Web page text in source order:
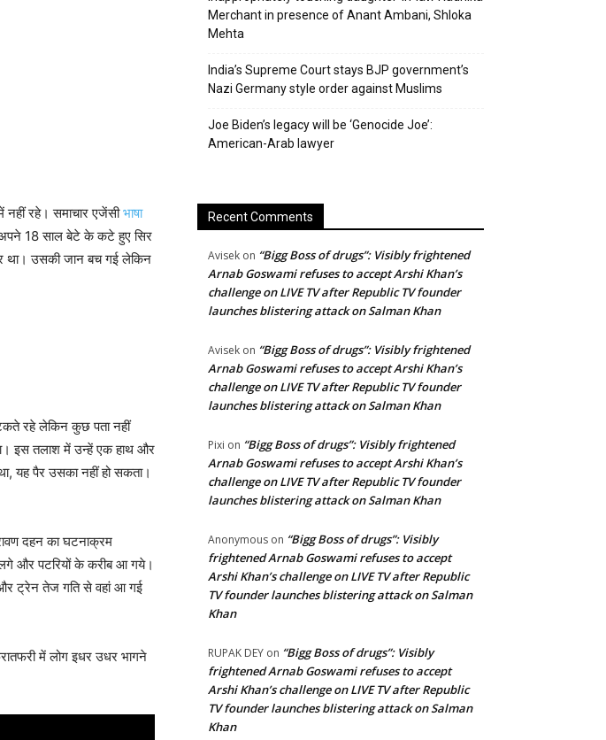
नहीं रहे। समाचार एजेंसीभाषा
अपने 18 साल बेटे के कटे हुए सिर
था। उसकी जान बच गई लेकिन
रहे लेकिन कुछ पता नहीं
इस तलाश में उन्हें एक हाथ और
यह पैर उसका नहीं हो सकता।
दहन का घटनाक्रम
लगे और पटरियों के करीब आ गये।
ट्रेन तेज गति से वहां आ गई
में लोग इधर उधर भागने
Merchant in presence of Anant Ambani, Shloka
Mehta
India’s Supreme Court stays BJP government’s
Nazi Germany style order against Muslims
Joe Biden’s legacy will be ‘Genocide Joe’:
American-Arab lawyer
Recent Comments
Avisek on “Bigg Boss of drugs”: Visibly frightened
Arnab Goswami refuses to accept Arshi Khan’s
challenge on LIVE TV after Republic TV founder
launches blistering attack on Salman Khan
Avisek on “Bigg Boss of drugs”: Visibly frightened
Arnab Goswami refuses to accept Arshi Khan’s
challenge on LIVE TV after Republic TV founder
launches blistering attack on Salman Khan
Pixi on “Bigg Boss of drugs”: Visibly frightened
Arnab Goswami refuses to accept Arshi Khan’s
challenge on LIVE TV after Republic TV founder
launches blistering attack on Salman Khan
Anonymous on “Bigg Boss of drugs”: Visibly
frightened Arnab Goswami refuses to accept
Arshi Khan’s challenge on LIVE TV after Republic
TV founder launches blistering attack on Salman
Khan
RUPAK DEY on “Bigg Boss of drugs”: Visibly
frightened Arnab Goswami refuses to accept
Arshi Khan’s challenge on LIVE TV after Republic
TV founder launches blistering attack on Salman
Khan